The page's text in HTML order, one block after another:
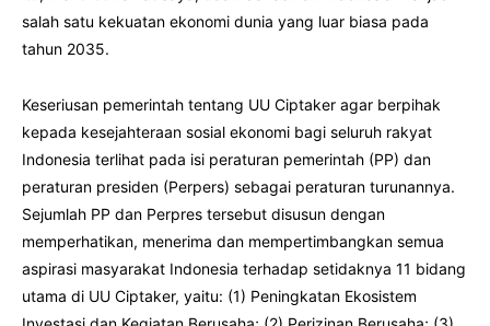
salah satu kekuatan ekonomi dunia yang luar biasa pada
tahun 2035.
Keseriusan pemerintah tentang UU Ciptaker agar berpihak
kepada kesejahteraan sosial ekonomi bagi seluruh rakyat
Indonesia terlihat pada isi peraturan pemerintah (PP) dan
peraturan presiden (Perpers) sebagai peraturan turunannya.
Sejumlah PP dan Perpres tersebut disusun dengan
memperhatikan, menerima dan mempertimbangkan semua
aspirasi masyarakat Indonesia terhadap setidaknya 11 bidang
utama di UU Ciptaker, yaitu: (1) Peningkatan Ekosistem